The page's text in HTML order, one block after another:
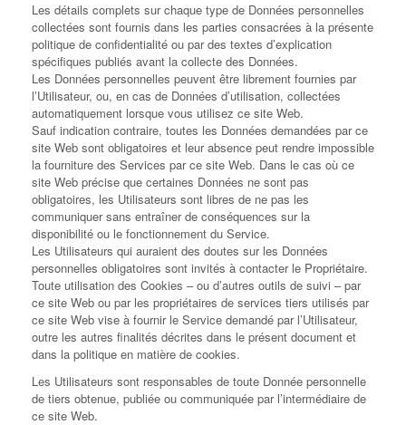
Les détails complets sur chaque type de Données personnelles
collectées sont fournis dans les parties consacrées à la présente
politique de confidentialité ou par des textes d’explication
spécifiques publiés avant la collecte des Données.
Les Données personnelles peuvent être librement fournies par
l’Utilisateur, ou, en cas de Données d’utilisation, collectées
automatiquement lorsque vous utilisez ce site Web.
Sauf indication contraire, toutes les Données demandées par ce
site Web sont obligatoires et leur absence peut rendre impossible
la fourniture des Services par ce site Web. Dans le cas où ce
site Web précise que certaines Données ne sont pas
obligatoires, les Utilisateurs sont libres de ne pas les
communiquer sans entraîner de conséquences sur la
disponibilité ou le fonctionnement du Service.
Les Utilisateurs qui auraient des doutes sur les Données
personnelles obligatoires sont invités à contacter le Propriétaire.
Toute utilisation des Cookies – ou d’autres outils de suivi – par
ce site Web ou par les propriétaires de services tiers utilisés par
ce site Web vise à fournir le Service demandé par l’Utilisateur,
outre les autres finalités décrites dans le présent document et
dans la politique en matière de cookies.
Les Utilisateurs sont responsables de toute Donnée personnelle
de tiers obtenue, publiée ou communiquée par l’intermédiaire de
ce site Web.